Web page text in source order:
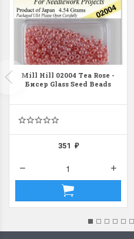
Хороший набор
Отличный набор, канва,
нитки и схема, всё в
отличном состоянии.
1 апреля 2026 14:55
Mill Hill 02004 Tea Rose -
Бисер Glass Seed Beads
351 ₽